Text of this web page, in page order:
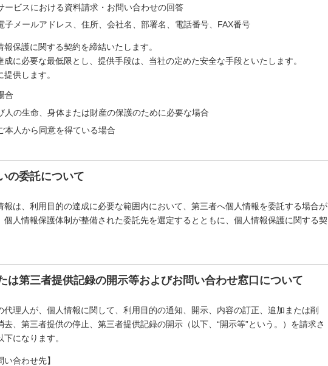
ービスにおける資料請求・お問い合わせの回答
子メールアドレス、住所、会社名、部署名、電話番号、FAX番号
保護に関する契約を締結いたします。
に必要な最低限とし、提供手段は、当社の定めた安全な手段といたします。
供します。
合
人の生命、身体または財産の保護のために必要な場合
本人から同意を得ている場合
の委託について
報は、利用目的の達成に必要な範囲内において、第三者へ個人情報を委託する場合が
個人情報保護体制が整備された委託先を選定するとともに、個人情報保護に関する契
は第三者提供記録の開示等およびお問い合わせ窓口について
代理人が、個人情報に関して、利用目的の通知、開示、内容の訂正、追加または削
、第三者提供の停止、第三者提供記録の開示（以下、“開示等”という。）を請求さ
になります。
い合わせ先】